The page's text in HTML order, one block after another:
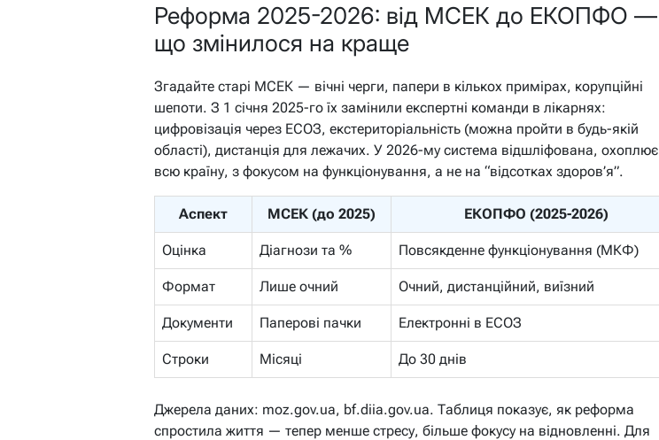
Реформа 2025-2026: від МСЕК до ЕКОПФО —
що змінилося на краще
Згадайте старі МСЕК — вічні черги, папери в кількох примірах, корупційні
шепоти. З 1 січня 2025-го їх замінили експертні команди в лікарнях:
цифровізація через ЕСОЗ, екстериторіальність (можна пройти в будь-якій
області), дистанція для лежачих. У 2026-му система відшліфована, охоплює
всю країну, з фокусом на функціонування, а не на “відсотках здоров’я”.
Аспект МСЕК (до 2025) ЕКОПФО (2025-2026)
Оцінка Діагнози та % Повсякденне функціонування (МКФ)
Формат Лише очний Очний, дистанційний, виїзний
Документи Паперові пачки Електронні в ЕСОЗ
Строки Місяці До 30 днів
Джерела даних: moz.gov.ua, bf.diia.gov.ua. Таблиця показує, як реформа
спростила життя — тепер менше стресу, більше фокусу на відновленні. Для